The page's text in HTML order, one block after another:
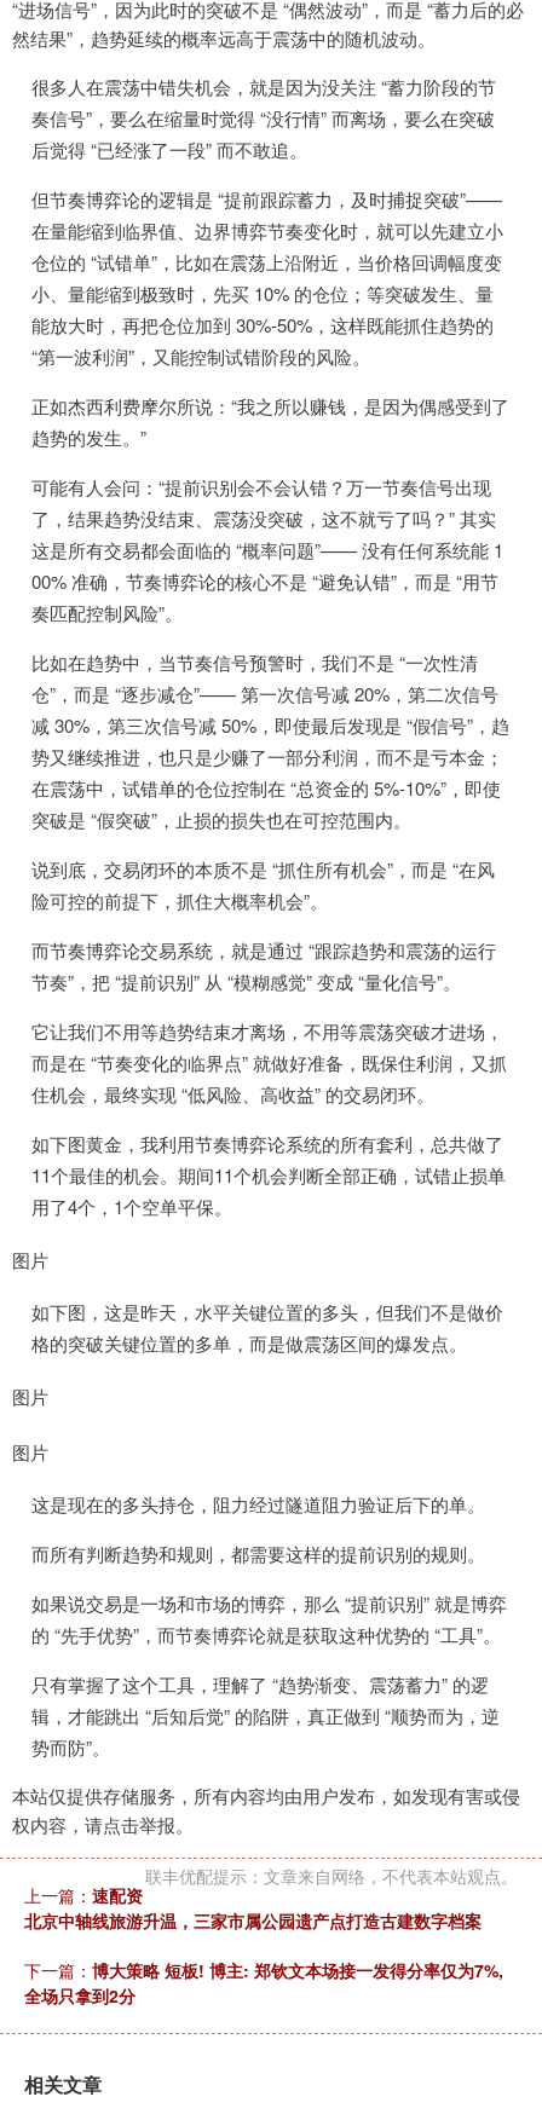
“进场信号”，因为此时的突破不是 “偶然波动”，而是 “蓄力后的必
然结果”，趋势延续的概率远高于震荡中的随机波动。
很多人在震荡中错失机会，就是因为没关注 “蓄力阶段的节
奏信号”，要么在缩量时觉得 “没行情” 而离场，要么在突破
后觉得 “已经涨了一段” 而不敢追。
但节奏博弈论的逻辑是 “提前跟踪蓄力，及时捕捉突破”——
在量能缩到临界值、边界博弈节奏变化时，就可以先建立小
仓位的 “试错单”，比如在震荡上沿附近，当价格回调幅度变
小、量能缩到极致时，先买 10% 的仓位；等突破发生、量
能放大时，再把仓位加到 30%-50%，这样既能抓住趋势的
“第一波利润”，又能控制试错阶段的风险。
正如杰西利费摩尔所说：“我之所以赚钱，是因为偶感受到了
趋势的发生。”
可能有人会问：“提前识别会不会认错？万一节奏信号出现
了，结果趋势没结束、震荡没突破，这不就亏了吗？” 其实
这是所有交易都会面临的 “概率问题”—— 没有任何系统能 1
00% 准确，节奏博弈论的核心不是 “避免认错”，而是 “用节
奏匹配控制风险”。
比如在趋势中，当节奏信号预警时，我们不是 “一次性清
仓”，而是 “逐步减仓”—— 第一次信号减 20%，第二次信号
减 30%，第三次信号减 50%，即使最后发现是 “假信号”，趋
势又继续推进，也只是少赚了一部分利润，而不是亏本金；
在震荡中，试错单的仓位控制在 “总资金的 5%-10%”，即使
突破是 “假突破”，止损的损失也在可控范围内。
说到底，交易闭环的本质不是 “抓住所有机会”，而是 “在风
险可控的前提下，抓住大概率机会”。
而节奏博弈论交易系统，就是通过 “跟踪趋势和震荡的运行
节奏”，把 “提前识别” 从 “模糊感觉” 变成 “量化信号”。
它让我们不用等趋势结束才离场，不用等震荡突破才进场，
而是在 “节奏变化的临界点” 就做好准备，既保住利润，又抓
住机会，最终实现 “低风险、高收益” 的交易闭环。
如下图黄金，我利用节奏博弈论系统的所有套利，总共做了
11个最佳的机会。期间11个机会判断全部正确，试错止损单
用了4个，1个空单平保。
图片
如下图，这是昨天，水平关键位置的多头，但我们不是做价
格的突破关键位置的多单，而是做震荡区间的爆发点。
图片
图片
这是现在的多头持仓，阻力经过隧道阻力验证后下的单。
而所有判断趋势和规则，都需要这样的提前识别的规则。
如果说交易是一场和市场的博弈，那么 “提前识别” 就是博弈
的 “先手优势”，而节奏博弈论就是获取这种优势的 “工具”。
只有掌握了这个工具，理解了 “趋势渐变、震荡蓄力” 的逻
辑，才能跳出 “后知后觉” 的陷阱，真正做到 “顺势而为，逆
势而防”。
本站仅提供存储服务，所有内容均由用户发布，如发现有害或侵
权内容，请点击举报。
联丰优配提示：文章来自网络，不代表本站观点。
上一篇： 速配资
北京中轴线旅游升温，三家市属公园遗产点打造古建数字档案
下一篇： 博大策略 短板! 博主: 郑钦文本场接一发得分率仅为7%,
全场只拿到2分
相关文章